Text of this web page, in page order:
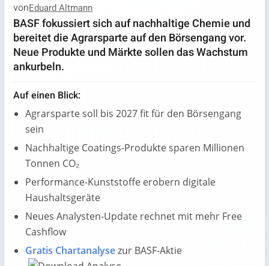
vonEduard Altmann
BASF fokussiert sich auf nachhaltige Chemie und
bereitet die Agrarsparte auf den Börsengang vor.
Neue Produkte und Märkte sollen das Wachstum
ankurbeln.
Auf einen Blick:
Agrarsparte soll bis 2027 fit für den Börsengang
sein
Nachhaltige Coatings-Produkte sparen Millionen
Tonnen CO₂
Performance-Kunststoffe erobern digitale
Haushaltsgeräte
Neues Analysten-Update rechnet mit mehr Free
Cashflow
Gratis Chartanalysezur BASF-Aktie